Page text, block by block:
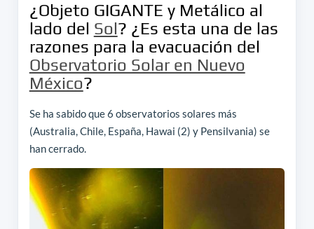
¿Objeto GIGANTE y Metálico al
lado del Sol? ¿Es esta una de las
razones para la evacuación del
Observatorio Solar en Nuevo
México?
Se ha sabido que 6 observatorios solares más
(Australia, Chile, España, Hawai (2) y Pensilvania) se
han cerrado.